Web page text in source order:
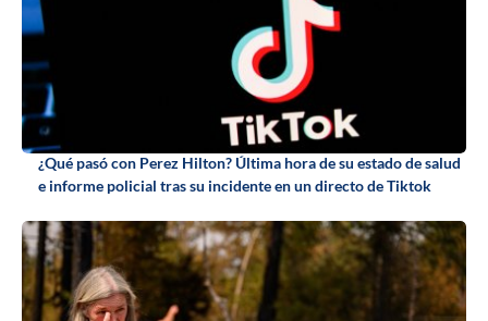
¿Qué pasó con Perez Hilton? Última hora de su estado de salud
e informe policial tras su incidente en un directo de Tiktok